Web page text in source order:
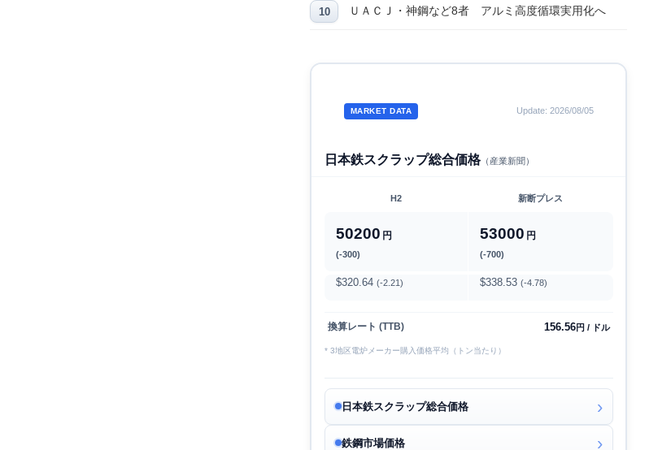
ＵＡＣＪ・神鋼など8者 アルミ高度循環実用化へ
MARKET DATA Update: 2026/08/05
日本鉄スクラップ総合価格（産業新聞）
H2 新断プレス
50200 円
(-300)
53000 円
(-700)
$320.64 (-2.21) $338.53 (-4.78)
換算レート (TTB) 156.56円 / ドル
* 3地区電炉メーカー購入価格平均（トン当たり）
日本鉄スクラップ総合価格
鉄鋼市場価格